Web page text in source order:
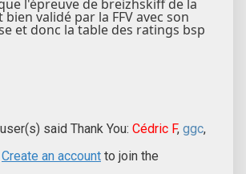
l'épreuve de breizhskiff de la
validé par la FFV avec son
et donc la table des ratings bsp
said Thank You: Cédric F, ggc,
Create an account to join the